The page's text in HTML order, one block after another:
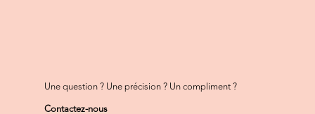
Une question ? Une précision ? Un compliment ?
Contactez-nous